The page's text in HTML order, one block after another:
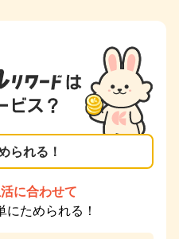
られる！
に合わせて
ためられる！